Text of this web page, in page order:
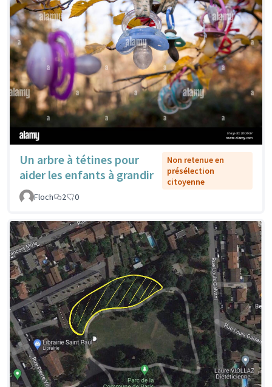
Un arbre à tétines pour
aider les enfants à grandir
Non retenue en
présélection
citoyenne
Floch
2 0